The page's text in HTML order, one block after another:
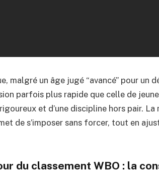
malgré un âge jugé “avancé” pour un
parfois plus rapide que celle de
et d’une discipline hors pair.
de s’imposer sans forcer, tout en
du classement WBO : la